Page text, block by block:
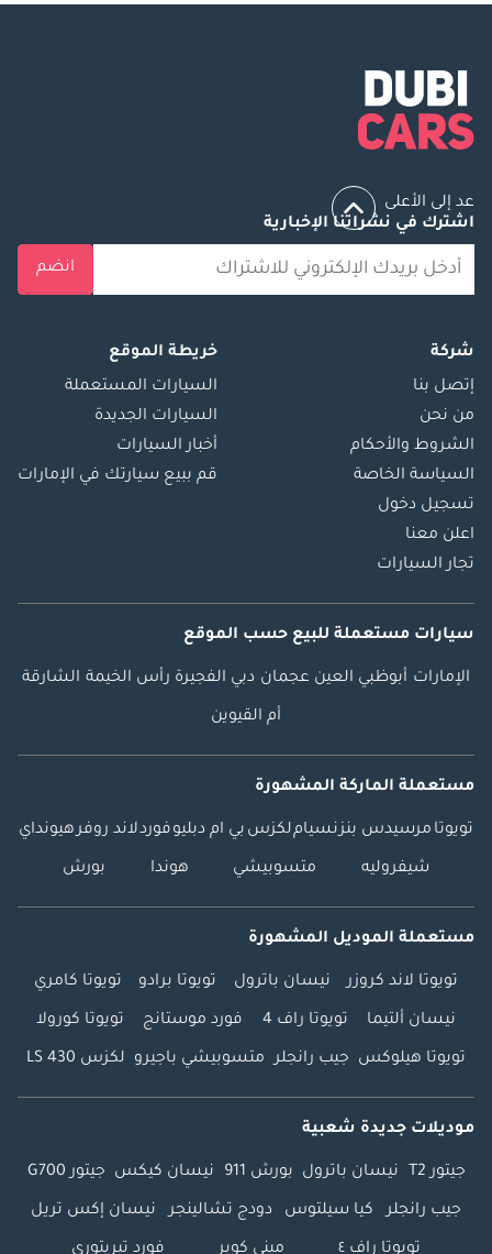
عد إلى الأعلى
اشترك في نشراتنا الإخبارية
انضم
شركة
إتصل بنا
من نحن
الشروط والأحكام
السياسة الخاصة
تسجيل دخول
اعلن معنا
تجار السيارات
خريطة الموقع
السيارات المستعملة
السيارات الجديدة
أخبار السيارات
قم ببيع سيارتك في الإمارات
سيارات مستعملة للبيع حسب الموقع
الإمارات أبوظبي العين عجمان دبي الفجيرة رأس الخيمة الشارقة
أم القيوين
مستعملة الماركة المشهورة
تويوتا مرسيدس بنزنسياملكزس بي ام دبليوفوردلاند روفرهيونداي
شيفروليه متسوبيشي هوندا بورش
مستعملة الموديل المشهورة
تويوتا لاند كروزر نيسان باترول تويوتا برادو تويوتا كامري
نيسان ألتيما تويوتا راف 4 فورد موستانج تويوتا كورولا
تويوتا هيلوكس جيب رانجلر متسوبيشي باجيرو لكزس LS 430
موديلات جديدة شعبية
جيتور T2 نيسان باترول بورش 911 نيسان كيكس جيتور G700
جيب رانجلر كيا سيلتوس دودج تشالينجر نيسان إكس تريل
تويوتا راف ٤ ميني كوبر فورد تيريتوري